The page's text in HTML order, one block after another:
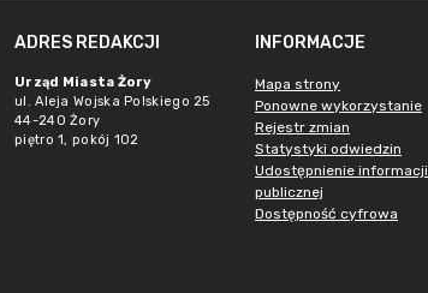
ADRES REDAKCJI
Urząd Miasta Żory
ul. Aleja Wojska Polskiego 25
44-240 Żory
piętro 1, pokój 102
INFORMACJE
Mapa strony
Ponowne wykorzystanie
Rejestr zmian
Statystyki odwiedzin
Udostępnienie informacji
publicznej
Dostępność cyfrowa